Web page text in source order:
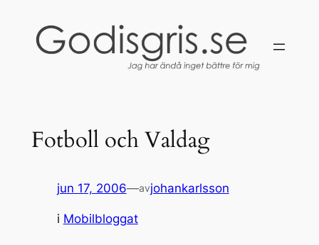
innehåll
Fotboll och Valdag
jun 17, 2006—avjohankarlsson
i Mobilbloggat